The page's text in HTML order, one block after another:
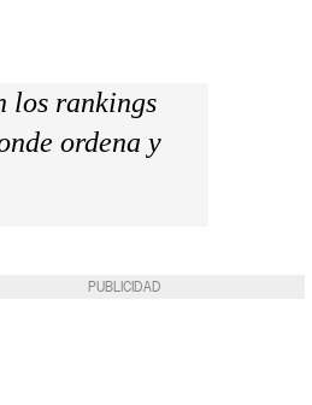
los rankings
ordena y
PUBLICIDAD